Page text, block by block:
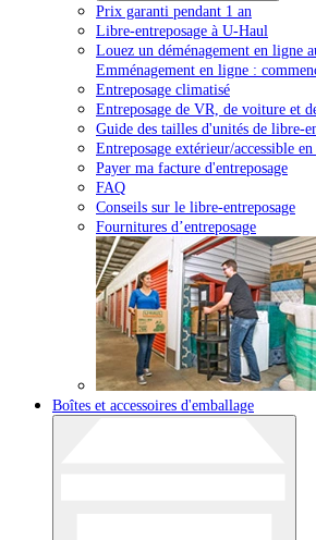
Prix garanti pendant 1 an
Libre-entreposage à U-Haul
Louez un déménagement en ligne
Emménagement en ligne :
Entreposage climatisé
Entreposage de VR, de voiture et
Guide des tailles d'unités de libre-
Entreposage extérieur/accessible
Payer ma facture d'entreposage
FAQ
Conseils sur le libre-entreposage
Fournitures d’entreposage
Boîtes et accessoires d'emballage